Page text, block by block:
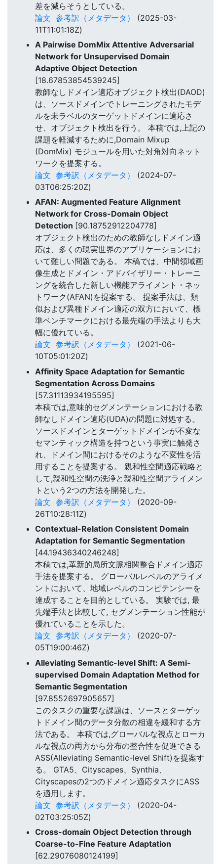
差を減らそうとしている。
論文 参考訳（メタデータ）
(2025-03-
11T11:01:18Z)
A Pairwise DomMix Attentive Adversarial
Network for Unsupervised Domain
Adaptive Object Detection
[18.67853854539245]
教師なしドメイン適応オブジェクト検出(DAOD)
は、ソースドメインでトレーニングされたモデ
ルを未ラベルのターゲットドメインに適応さ
せ、オブジェクト検出を行う。 本稿では,上記の
課題を軽減するために,Domain Mixup
(DomMix) モジュールを用いた対角対向ネット
ワークを提案する。
論文 参考訳（メタデータ）
(2024-07-
03T06:25:20Z)
AFAN: Augmented Feature Alignment
Network for Cross-Domain Object
Detection [90.18752912204778]
オブジェクト検出のための教師なしドメイン適
応は、多くの現実世界のアプリケーションにお
いて難しい問題である。 本稿では、中間領域画
像生成とドメイン・アドバイザリー・トレーニ
ングを統合した新しい機能アライメント・ネッ
トワーク(AFAN)を提案する。 提案手法は、類
似および異種ドメイン適応の双方において、標
準ベンチマークにおける最先端の手法よりも大
幅に優れている。
論文 参考訳（メタデータ）
(2021-06-
10T05:01:20Z)
Affinity Space Adaptation for Semantic
Segmentation Across Domains
[57.31113934195595]
本稿では,意味的セグメンテーションにおける教
師なしドメイン適応(UDA)の問題に対処する。
ソースドメインとターゲットドメインが不変な
セマンティック構造を持つという事実に触発さ
れ、ドメイン間におけるそのような不変性を活
用することを提案する。 親和性空間適応戦略と
して,親和性空間の洗浄と親和性空間アライメン
トという2つの方法を開発した。
論文 参考訳（メタデータ）
(2020-09-
26T10:28:11Z)
Contextual-Relation Consistent Domain
Adaptation for Semantic Segmentation
[44.19436340246248]
本稿では,革新的局所文脈相関整合ドメイン適応
手法を提案する。 グローバルレベルのアライメ
ントにおいて、地域レベルのコンピテンシーを
達成することを目的としている。 実験では, 最
先端手法と比較して, セグメンテーション性能が
優れていることを示した。
論文 参考訳（メタデータ）
(2020-07-
05T19:00:46Z)
Alleviating Semantic-level Shift: A Semi-
supervised Domain Adaptation Method for
Semantic Segmentation
[97.8552697905657]
このタスクの重要な課題は、ソースとターゲッ
トドメイン間のデータ分散の相違を緩和する方
法である。 本稿では,グローバルな視点とローカ
ルな視点の両方から分布の整合性を促進できる
ASS(Alleviating Semantic-level Shift)を提案す
る。 GTA5、Cityscapes、Synthia、
Cityscapesの2つのドメイン適応タスクにASS
を適用します。
論文 参考訳（メタデータ）
(2020-04-
02T03:25:05Z)
Cross-domain Object Detection through
Coarse-to-Fine Feature Adaptation
[62.29076080124199]